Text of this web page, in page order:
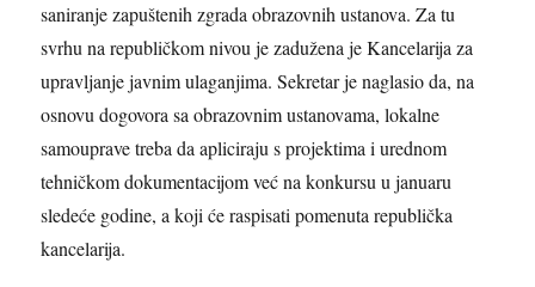
saniranje zapuštenih zgrada obrazovnih ustanova. Za tu
svrhu na republičkom nivou je zadužena je Kancelarija za
upravljanje javnim ulaganjima. Sekretar je naglasio da, na
osnovu dogovora sa obrazovnim ustanovama, lokalne
samouprave treba da apliciraju s projektima i urednom
tehničkom dokumentacijom već na konkursu u januaru
sledeće godine, a koji će raspisati pomenuta republička
kancelarija.